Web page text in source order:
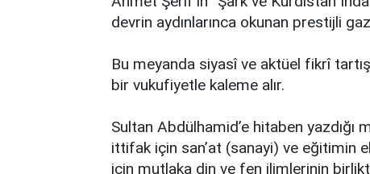
devrin aydınlarınca okunan prestijli
Bu meyanda siyasî ve aktüel fikrî
bir vukufiyetle kaleme alır.
Sultan Abdülhamid’e hitaben
ittifak için san’at (sanayi) ve eğitimin
için mutlaka din ve fen ilimlerinin